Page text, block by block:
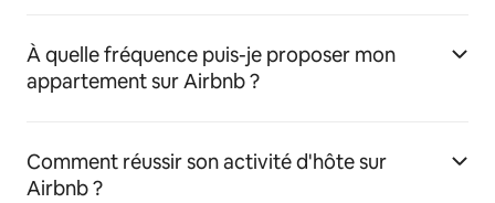
À quelle fréquence puis-je proposer mon
appartement sur Airbnb ?
Comment réussir son activité d'hôte sur
Airbnb ?